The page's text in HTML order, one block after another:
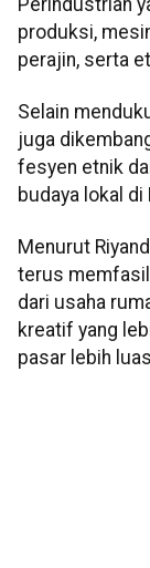
produksi,
perajin, serta
Selain
juga
fesyen etnik
budaya lokal
Menurut
terus
dari usaha
kreatif yang
pasar lebih